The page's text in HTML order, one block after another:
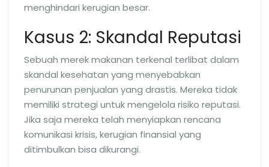
menghindari kerugian besar.
Kasus 2: Skandal Reputasi
Sebuah merek makanan terkenal terlibat dalam
skandal kesehatan yang menyebabkan
penurunan penjualan yang drastis. Mereka tidak
memiliki strategi untuk mengelola risiko reputasi.
Jika saja mereka telah menyiapkan rencana
komunikasi krisis, kerugian finansial yang
ditimbulkan bisa dikurangi.